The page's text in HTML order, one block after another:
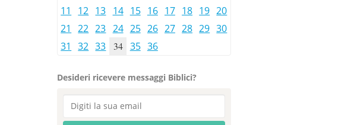
11
12 13 14 15 16 17 18 19 20
21
22 23 24 25 26 27 28 29 30
31
32 33 34 35 36
Desideri ricevere messaggi Biblici?